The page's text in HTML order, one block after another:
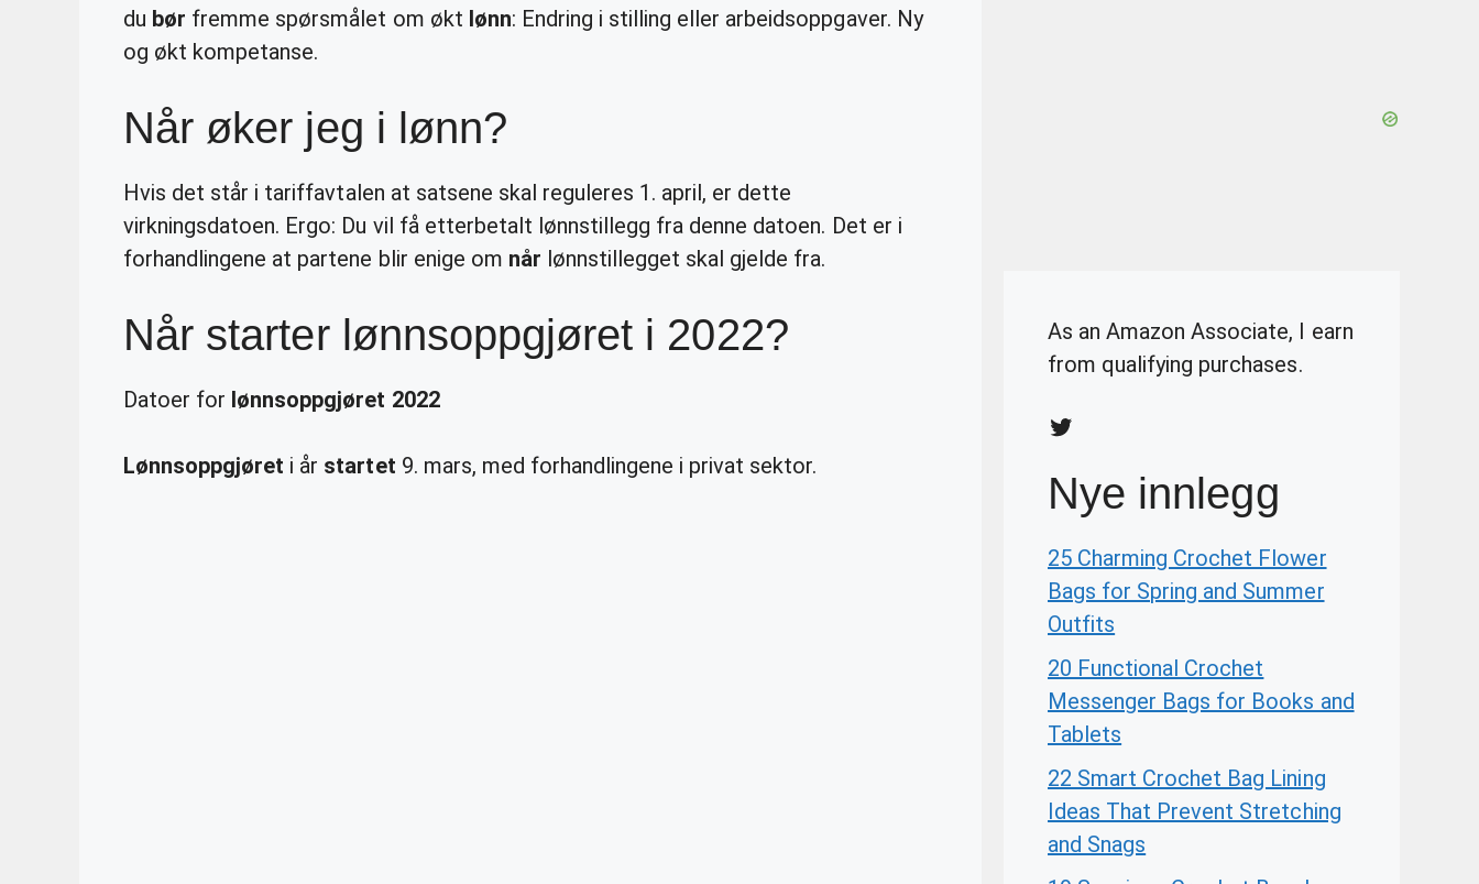
du bør fremme spørsmålet om økt lønn: Endring i stilling eller arbeidsoppgaver. Ny
og økt kompetanse.
Når øker jeg i lønn?
Hvis det står i tariffavtalen at satsene skal reguleres 1. april, er dette
virkningsdatoen. Ergo: Du vil få etterbetalt lønnstillegg fra denne datoen. Det er i
forhandlingene at partene blir enige om når lønnstillegget skal gjelde fra.
Når starter lønnsoppgjøret i 2022?
Datoer for lønnsoppgjøret 2022
Lønnsoppgjøret i år startet 9. mars, med forhandlingene i privat sektor.
As an Amazon Associate, I earn
from qualifying purchases.
Twitter
Nye innlegg
25 Charming Crochet Flower
Bags for Spring and Summer
Outfits
20 Functional Crochet
Messenger Bags for Books and
Tablets
22 Smart Crochet Bag Lining
Ideas That Prevent Stretching
and Snags